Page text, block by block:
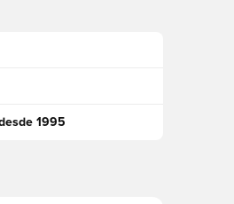
1995